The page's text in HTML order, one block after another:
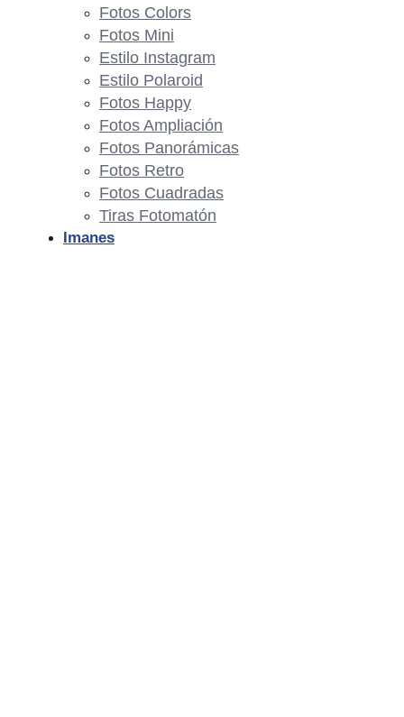
Fotos Colors
Fotos Mini
Estilo Instagram
Estilo Polaroid
Fotos Happy
Fotos Ampliación
Fotos Panorámicas
Fotos Retro
Fotos Cuadradas
Tiras Fotomatón
Imanes